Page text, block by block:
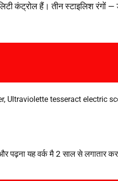
कंट्रोल हैं। तीन स्टाइलिश
, Ultraviolette tesseract electric
यह वर्क मै 2 साल से लगातार कर